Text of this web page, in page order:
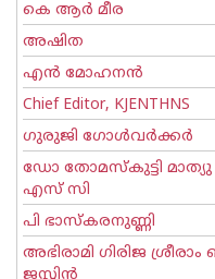
കെ ആര്‍ മീര
അഷിത
എന്‍ മോഹനന്‍
Chief Editor, KJENTHNS
ഗുരുജി ഗോള്‍‌വര്‍ക്കര്‍
ഡോ തോമസ്കുട്ടി മാത്യു
എസ് സി
പി ഭാസ്കരനുണ്ണി
അഭിരാമി ഗിരിജ
ജസ്റ്റിന്‍